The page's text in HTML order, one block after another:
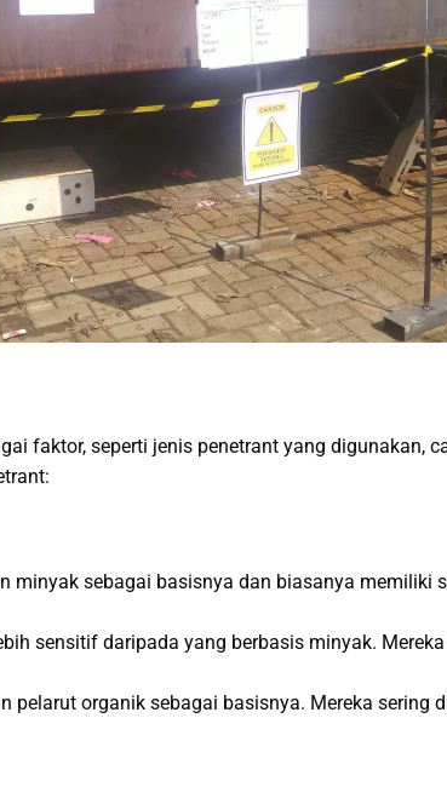
faktor, seperti jenis penetrant yang digunakan,
minyak sebagai basisnya dan biasanya memiliki
sensitif daripada yang berbasis minyak.
pelarut organik sebagai basisnya. Mereka sering